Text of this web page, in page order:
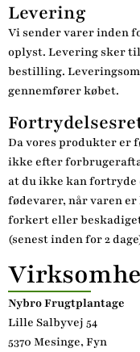
Levering
Vi sender varer inden
oplyst. Levering sker
bestilling.
gennemfører købet.
Da vores produkter er
ikke efter
at du ikke kan
fødevarer, når varen
forkert eller
(senest inden for 2
Nybro Frugtplantage
Lille Salbyvej 54
5370 Mesinge, Fyn